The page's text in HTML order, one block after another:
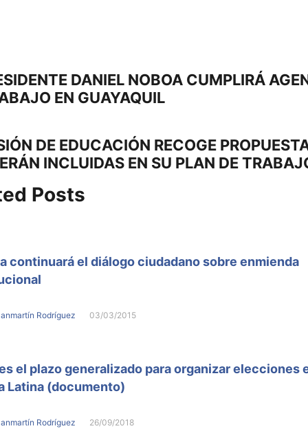
DANIEL NOBOA CUMPLIRÁ
EN GUAYAQUIL
DE EDUCACIÓN RECOGE
INCLUIDAS EN SU PLAN DE
Posts
continuará el diálogo ciudadano sobre enmienda
Rodríguez 03/03/2015
el plazo generalizado para organizar elecciones
Latina (documento)
Rodríguez 26/09/2018